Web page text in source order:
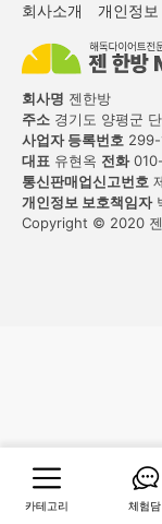
카테고리 체험담
회사소개 개인정보
회사명 젠한방
주소 경기도 양평군
사업자 등록번호
대표 유현옥 전화
통신판매업신고번호
개인정보 보호책임자
Copyright © 2020